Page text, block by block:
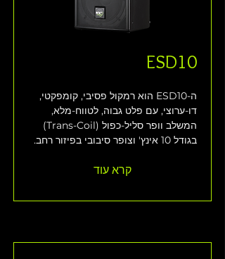
ESD10
ה-ESD10 הוא רמקול פסיבי, קומפקטי,
דו-ערוצי, עם פלט גבוה, לטווח-מלא,
המשלב וופר סליל-כפול (Trans-Coil)
בגודל 10 אינץ' וצופר סיבובי בפיזור רחב.
קרא עוד